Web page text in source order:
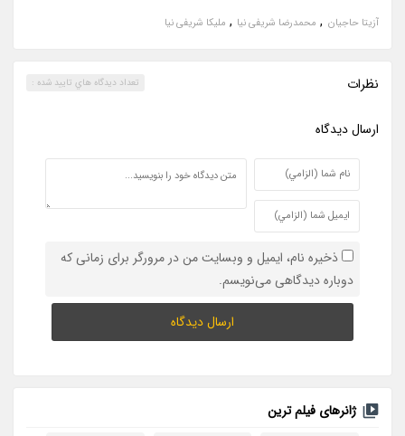
آزیتا حاجیان , محمدرضا شریفی نیا , ملیکا شریفی نیا
نظرات تعداد ديدگاه هاي تاييد شده :
ارسال ديدگاه
ذخیره نام، ایمیل و وبسایت من در مرورگر برای زمانی که
دوباره دیدگاهی می‌نویسم.
ژانرهای فیلم ترین